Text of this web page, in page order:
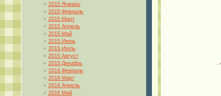
2015 Январь
2015 Февраль
2015 Март
2015 Апрель
2015 Май
2015 Июнь
2015 Июль
2015 Август
2015 Декабрь
2016 Февраль
2016 Март
2016 Апрель
2016 Май